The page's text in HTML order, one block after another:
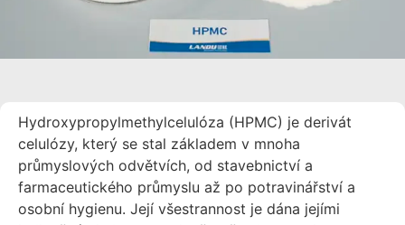
Hydroxypropylmethylcelulóza (HPMC) je derivát
celulózy, který se stal základem v mnoha
průmyslových odvětvích, od stavebnictví a
farmaceutického průmyslu až po potravinářství a
osobní hygienu. Její všestrannost je dána jejími